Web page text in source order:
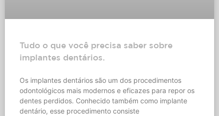
Tudo o que você precisa saber sobre
implantes dentários.
Os implantes dentários são um dos procedimentos
odontológicos mais modernos e eficazes para repor os
dentes perdidos. Conhecido também como implante
dentário, esse procedimento consiste